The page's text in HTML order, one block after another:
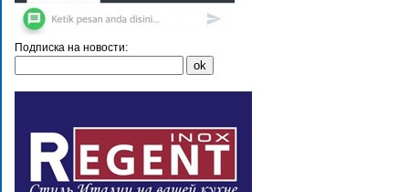
Подписка на новости: